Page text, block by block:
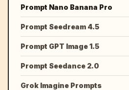
Prompt Nano Banana Pro
Prompt Seedream 4.5
Prompt GPT Image 1.5
Prompt Seedance 2.0
Grok Imagine Prompts